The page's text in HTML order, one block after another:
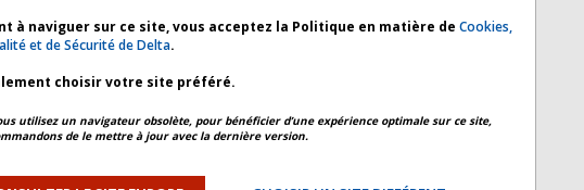
et fraude sur les
à naviguer sur ce site, vous acceptez la Politique en matière de Cookies,
et de Sécurité de Delta.
choisir votre site préféré.
utilisez un navigateur obsolète, pour bénéficier d’une expérience optimale sur ce site,
de le mettre à jour avec la dernière version.